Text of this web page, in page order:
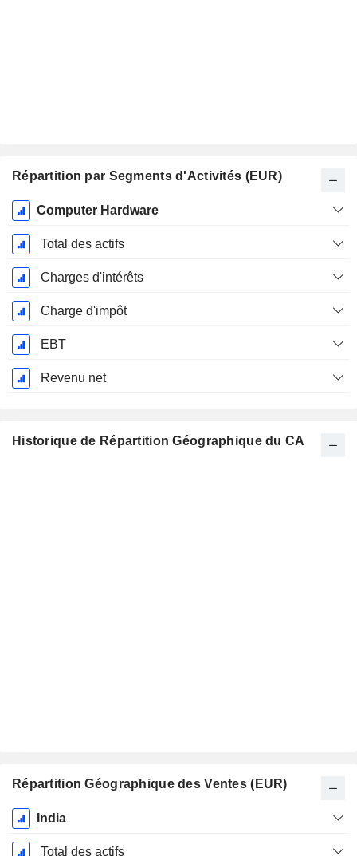
Répartition par Segments d'Activités (EUR)
Période
Fiscale:
Décembre
Computer Hardware
Total des actifs
Charges d'intérêts
Charge d'impôt
EBT
Revenu net
Historique de Répartition Géographique du CA
Répartition Géographique des Ventes (EUR)
Période
Fiscale:
Décembre
India
Total des actifs